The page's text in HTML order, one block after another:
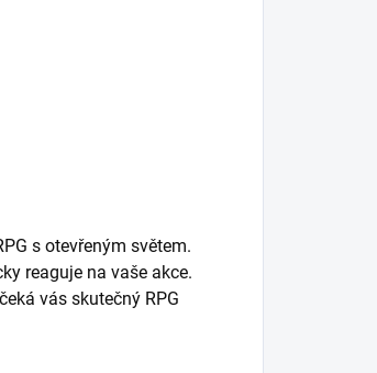
s otevřeným světem.
reaguje na vaše akce.
vás skutečný RPG